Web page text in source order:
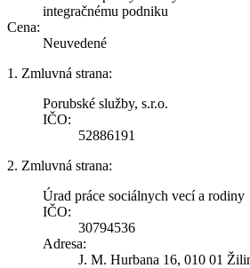
integračnému podniku
Cena:
Neuvedené
1. Zmluvná strana:
Porubské služby, s.r.o.
IČO:
52886191
2. Zmluvná strana:
Úrad práce sociálnych vecí a rodiny
IČO:
30794536
Adresa:
J. M. Hurbana 16, 010 01